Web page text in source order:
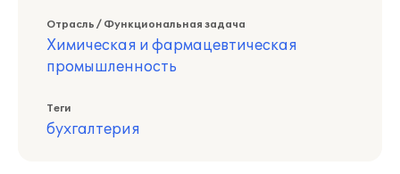
Отрасль / Функциональная задача
Химическая и фармацевтическая
промышленность
Теги
бухгалтерия